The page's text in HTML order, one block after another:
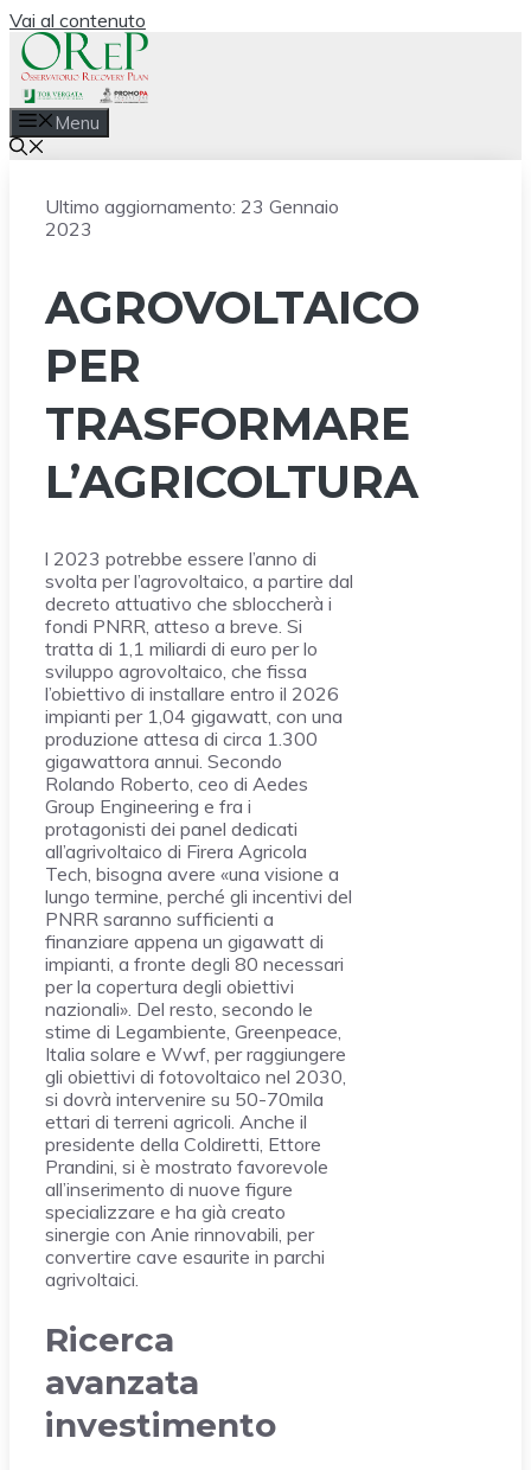
Vai al contenuto
Menu
Ultimo aggiornamento: 23 Gennaio
2023
AGROVOLTAICO
PER
TRASFORMARE
L’AGRICOLTURA
l 2023 potrebbe essere l’anno di
svolta per l’agrovoltaico, a partire dal
decreto attuativo che sbloccherà i
fondi PNRR, atteso a breve. Si
tratta di 1,1 miliardi di euro per lo
sviluppo agrovoltaico, che fissa
l’obiettivo di installare entro il 2026
impianti per 1,04 gigawatt, con una
produzione attesa di circa 1.300
gigawattora annui. Secondo
Rolando Roberto, ceo di Aedes
Group Engineering e fra i
protagonisti dei panel dedicati
all’agrivoltaico di Firera Agricola
Tech, bisogna avere «una visione a
lungo termine, perché gli incentivi del
PNRR saranno sufficienti a
finanziare appena un gigawatt di
impianti, a fronte degli 80 necessari
per la copertura degli obiettivi
nazionali». Del resto, secondo le
stime di Legambiente, Greenpeace,
Italia solare e Wwf, per raggiungere
gli obiettivi di fotovoltaico nel 2030,
si dovrà intervenire su 50-70mila
ettari di terreni agricoli. Anche il
presidente della Coldiretti, Ettore
Prandini, si è mostrato favorevole
all’inserimento di nuove figure
specializzare e ha già creato
sinergie con Anie rinnovabili, per
convertire cave esaurite in parchi
agrivoltaici.
Ricerca
avanzata
investimento